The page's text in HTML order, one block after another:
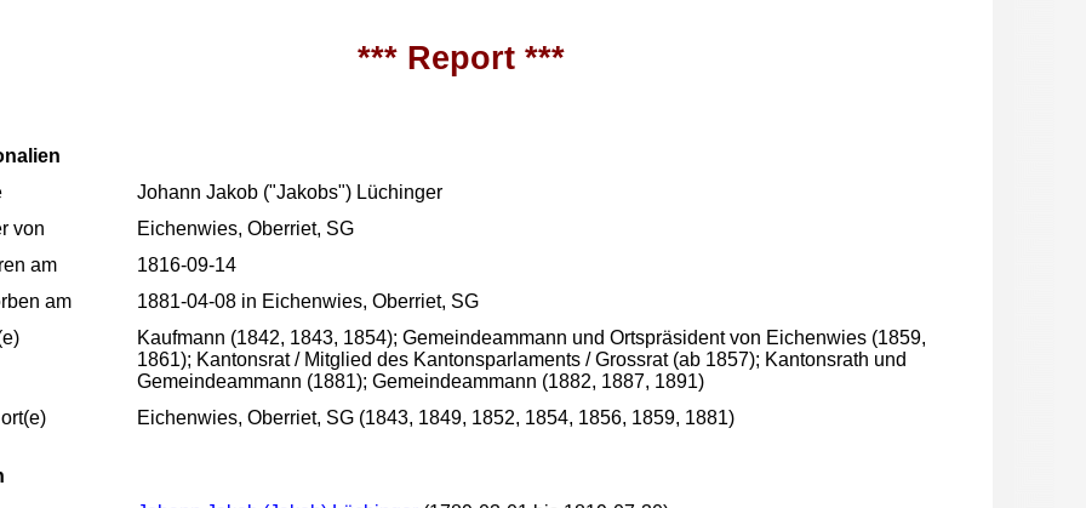
*** Report ***
Johann Jakob ("Jakobs") Lüchinger
von
Eichenwies, Oberriet, SG
am
1816-09-14
am
1881-04-08 in Eichenwies, Oberriet, SG
Kaufmann (1842, 1843, 1854); Gemeindeammann und Ortspräsident von Eichenwies (1859,
1861); Kantonsrat / Mitglied des Kantonsparlaments / Grossrat (ab 1857); Kantonsrath und
Gemeindeammann (1881); Gemeindeammann (1882, 1887, 1891)
Eichenwies, Oberriet, SG (1843, 1849, 1852, 1854, 1856, 1859, 1881)